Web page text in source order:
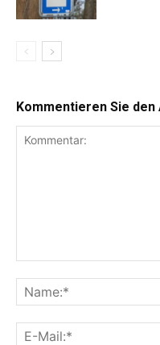
Kommentieren Sie